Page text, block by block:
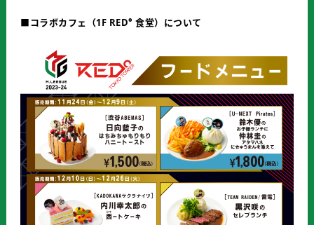
■コラボカフェ（1F RED° 食堂）について